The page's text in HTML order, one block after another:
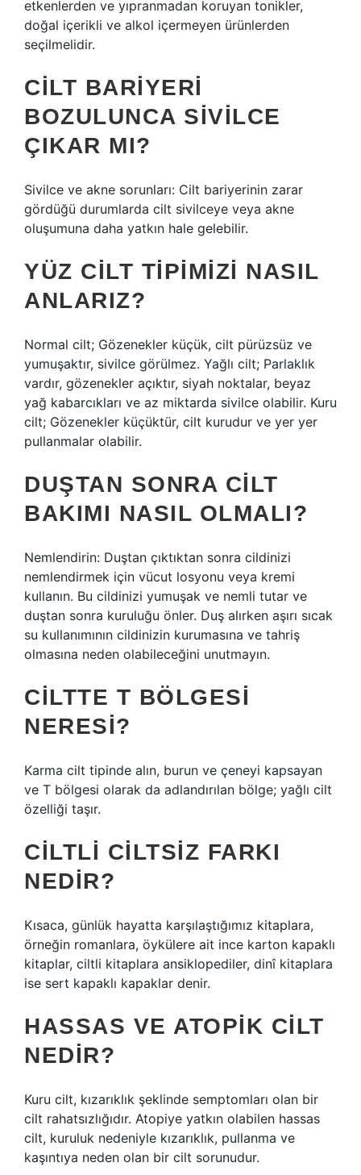
etkenlerden ve yıpranmadan koruyan tonikler,
doğal içerikli ve alkol içermeyen ürünlerden
seçilmelidir.
CILT BARIYERI
BOZULUNCA SIVILCE
ÇIKAR MI?
Sivilce ve akne sorunları: Cilt bariyerinin zarar
gördüğü durumlarda cilt sivilceye veya akne
oluşumuna daha yatkın hale gelebilir.
YÜZ CILT TIPIMIZI NASIL
ANLARIZ?
Normal cilt; Gözenekler küçük, cilt pürüzsüz ve
yumuşaktır, sivilce görülmez. Yağlı cilt; Parlaklık
vardır, gözenekler açıktır, siyah noktalar, beyaz
yağ kabarcıkları ve az miktarda sivilce olabilir. Kuru
cilt; Gözenekler küçüktür, cilt kurudur ve yer yer
pullanmalar olabilir.
DUŞTAN SONRA CILT
BAKIMI NASIL OLMALI?
Nemlendirin: Duştan çıktıktan sonra cildinizi
nemlendirmek için vücut losyonu veya kremi
kullanın. Bu cildinizi yumuşak ve nemli tutar ve
duştan sonra kuruluğu önler. Duş alırken aşırı sıcak
su kullanımının cildinizin kurumasına ve tahriş
olmasına neden olabileceğini unutmayın.
CILTTE T BÖLGESI
NERESI?
Karma cilt tipinde alın, burun ve çeneyi kapsayan
ve T bölgesi olarak da adlandırılan bölge; yağlı cilt
özelliği taşır.
CILTLI CILTSIZ FARKI
NEDIR?
Kısaca, günlük hayatta karşılaştığımız kitaplara,
örneğin romanlara, öykülere ait ince karton kapaklı
kitaplar, ciltli kitaplara ansiklopediler, dinî kitaplara
ise sert kapaklı kapaklar denir.
HASSAS VE ATOPIK CILT
NEDIR?
Kuru cilt, kızarıklık şeklinde semptomları olan bir
cilt rahatsızlığıdır. Atopiye yatkın olabilen hassas
cilt, kuruluk nedeniyle kızarıklık, pullanma ve
kaşıntıya neden olan bir cilt sorunudur.